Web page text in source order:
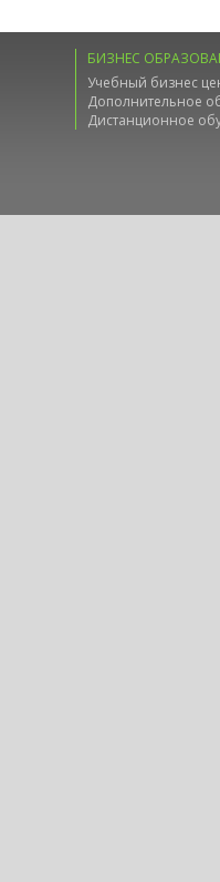
БИЗНЕС
Учебный бизнес
Дополнительное
Дистанционное